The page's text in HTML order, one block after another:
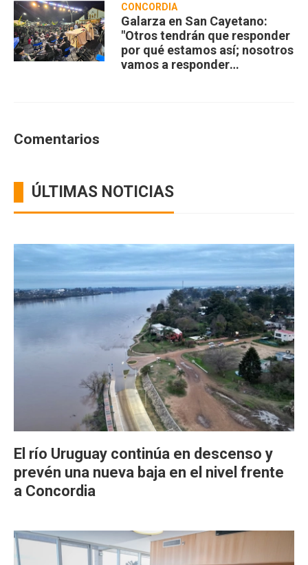
CONCORDIA
Galarza en San Cayetano:
"Otros tendrán que responder
por qué estamos así; nosotros
vamos a responder
Comentarios
ÚLTIMAS NOTICIAS
El río Uruguay continúa en descenso y
prevén una nueva baja en el nivel frente
a Concordia